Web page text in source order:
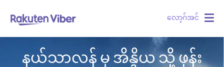
လော့ဂ်အင်
နယ်သာလန် မှ အိန္ဒိယ သို့ ဖုန်း